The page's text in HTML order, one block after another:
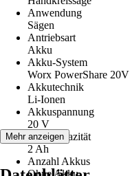
Anwendung
Sägen
Antriebsart
Akku
Akku-System
Worx PowerShare 20V
Akkutechnik
Li-Ionen
Akkuspannung
20 V
Akkukapazität
2 Ah
Anzahl Akkus
Ohne Akku
Mehr anzeigen